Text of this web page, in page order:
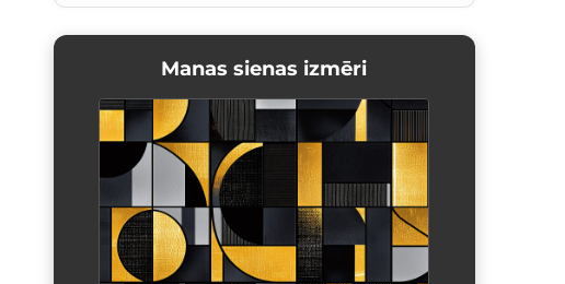
Manas sienas izmēri